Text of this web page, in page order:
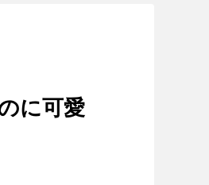
に可愛